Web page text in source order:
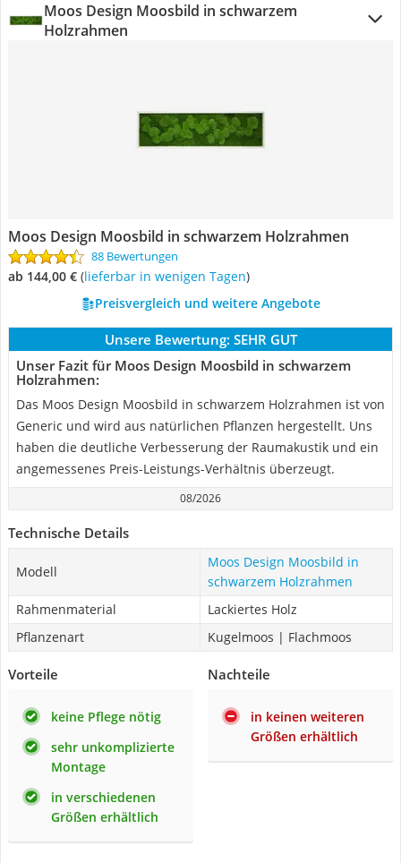
Moos Design Moosbild in schwarzem
Holzrahmen
Moos Design Moosbild in schwarzem Holzrahmen
88 Bewertungen
ab 144,00 € ( Lieferbar in wenigen Tagen)
Preisvergleich und weitere Angebote
Unsere Bewertung: SEHR GUT
Unser Fazit für Moos Design Moosbild in schwarzem
Holzrahmen:
Das Moos Design Moosbild in schwarzem Holzrahmen ist von
Generic und wird aus natürlichen Pflanzen hergestellt. Uns
haben die deutliche Verbesserung der Raumakustik und ein
angemessenes Preis-Leistungs-Verhältnis überzeugt.
08/2026
Technische Details
Modell
Moos Design Moosbild in
schwarzem Holzrahmen
Rahmenmaterial
Lackiertes Holz
Pflanzenart
Kugelmoos | Flachmoos
Vorteile
keine Pflege nötig
sehr unkomplizierte
Montage
in verschiedenen
Größen erhältlich
Nachteile
in keinen weiteren
Größen erhältlich